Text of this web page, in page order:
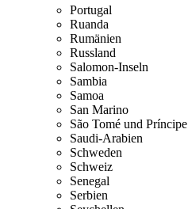
Portugal
Ruanda
Rumänien
Russland
Salomon-Inseln
Sambia
Samoa
San Marino
São Tomé und Príncipe
Saudi-Arabien
Schweden
Schweiz
Senegal
Serbien